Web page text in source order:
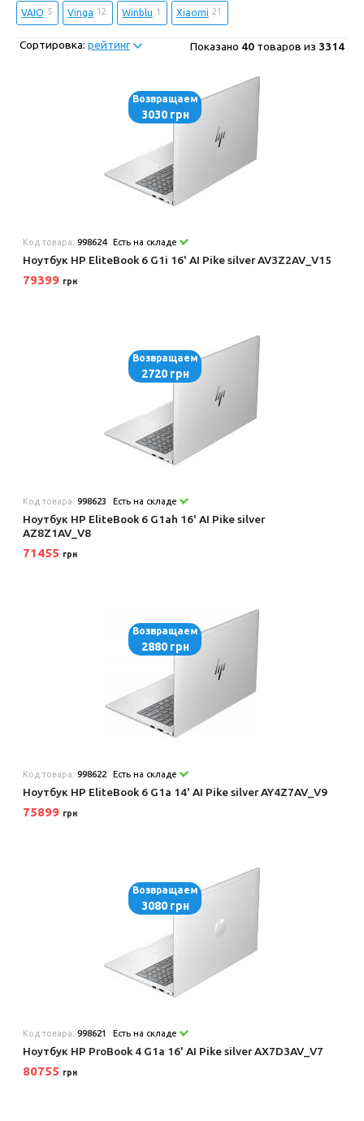
VAIO 5 Vinga 12 Winblu 1 Xiaomi 21
Сортировка: рейтинг Показано 40 товаров из 3314
Возвращаем
3030 грн
Код товара:998624 Есть на складе
Ноутбук HP EliteBook 6 G1i 16' AI Pike silver AV3Z2AV_V15
79399 грн
Возвращаем
2720 грн
Код товара:998623 Есть на складе
Ноутбук HP EliteBook 6 G1ah 16' AI Pike silver
AZ8Z1AV_V8
71455 грн
Возвращаем
2880 грн
Код товара:998622 Есть на складе
Ноутбук HP EliteBook 6 G1a 14' AI Pike silver AY4Z7AV_V9
75899 грн
Возвращаем
3080 грн
Код товара:998621 Есть на складе
Ноутбук HP ProBook 4 G1a 16' AI Pike silver AX7D3AV_V7
80755 грн